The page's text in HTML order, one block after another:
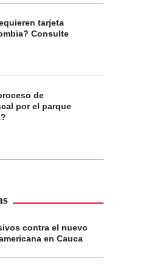
tarjeta
Consulte
de
por el parque
contra el nuevo
en Cauca